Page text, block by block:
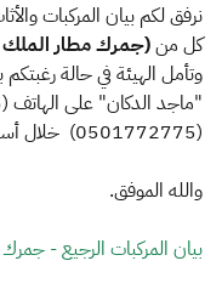
نرفق لكم بيان المركبات
كل من(جمرك مطار الملك
وتأمل الهيئة في حالة رغبتكم
(0501772775) خلال أسبوعين من تاريخه.
والله الموفق.
​بيان المركبات الرجيع -